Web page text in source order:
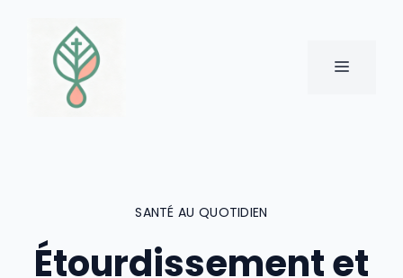
contenu
MENU
SANTÉ AU QUOTIDIEN
Étourdissement et